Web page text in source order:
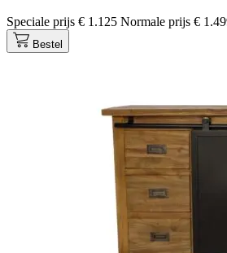
Speciale prijs € 1.125 Normale prijs €
Bestel